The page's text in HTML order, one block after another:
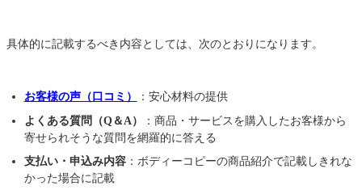
具体的に記載するべき内容としては、次のとおりになります。
お客様の声（口コミ）
：安心材料の提供
よくある質問（Q＆A）
：商品・サービスを購入したお客様から
寄せられそうな質問を網羅的に答える
支払い・申込み内容：ボディーコピーの商品紹介で記載しきれな
かった場合に記載